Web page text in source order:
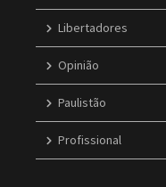
Libertadores
Opinião
Paulistão
Profissional